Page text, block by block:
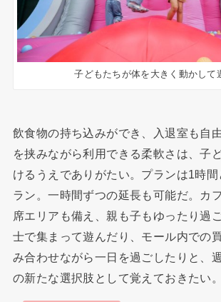
子どもたちが体を大きく動かして
飲食物の持ち込みができ、入退室も自
を挟みながら利用できる柔軟さは、子
けるうえでありがたい。プランは1時
ラン。一時間ずつの延長も可能だ。カ
席エリアも備え、親も子もゆったり過
士で集まって遊んだり、モール内での
み合わせながら一日を過ごしたりと、
の新たな選択肢として覚えておきたい。